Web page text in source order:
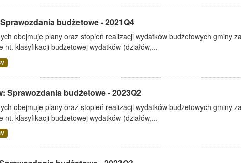
budżetowe - 2021Q4
obejmuje plany oraz stopień realizacji wydatków budżetowych gminy
nt. klasyfikacji budżetowej wydatków (działów,...
Sprawozdania budżetowe - 2023Q2
obejmuje plany oraz stopień realizacji wydatków budżetowych gminy
nt. klasyfikacji budżetowej wydatków (działów,...